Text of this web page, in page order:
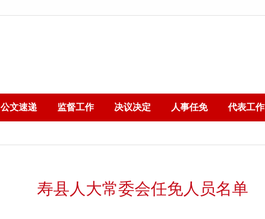
公文速递 监督工作 决议决定 人事任免 代表工作
寿县人大常委会任免人员名单